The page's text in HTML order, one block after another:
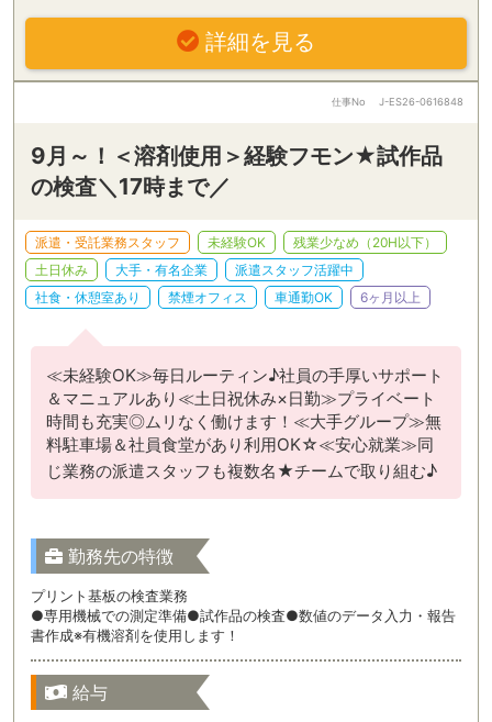
詳細を見る
仕事No J-ES26-0616848
9月～！＜溶剤使用＞経験フモン★試作品
の検査＼17時まで／
派遣・受託業務スタッフ 未経験OK
残業少なめ（20H以下）
土日休み
大手・有名企業
派遣スタッフ活躍中
社食・休憩室あり
禁煙オフィス 車通勤OK 6ヶ月以上
≪未経験OK≫毎日ルーティン♪社員の手厚いサポート
＆マニュアルあり≪土日祝休み×日勤≫プライベート
時間も充実◎ムリなく働けます！≪大手グループ≫無
料駐車場＆社員食堂があり利用OK☆≪安心就業≫同
じ業務の派遣スタッフも複数名★チームで取り組む♪
勤務先の特徴
プリント基板の検査業務
●専用機械での測定準備●試作品の検査●数値のデータ入力・報告
書作成※有機溶剤を使用します！
給与